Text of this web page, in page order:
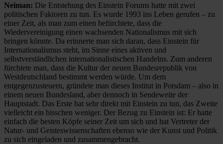
Neiman: Die Entstehung des Einstein Forums hatte mit zwei
politischen Faktoren zu tun. Es wurde 1993 ins Leben gerufen – zu
einer Zeit, als man zum einen befürchtete, dass die
Wiedervereinigung einen wachsenden Nationalismus mit sich
bringen könnte. Da erinnerte man sich daran, dass Einstein für
Internationalismus steht, im Sinne eines aktiven und
selbstverständlichen internationalistischen Handelns. Zum anderen
fürchtete man, dass die Kultur der neuen Bundesrepublik von
Westdeutschland bestimmt werden würde. Um dem
entgegenzusteuern, gründete man dieses Institut in Potsdam – also in
einem neuen Bundesland, aber dennoch in Sendeweite der
Hauptstadt. Das Erste hat sehr direkt mit Einstein zu tun, das Zweite
vielleicht ein bisschen weniger. Der Bezug zu Einstein ist: Er hatte
einfach die besten Köpfe seiner Zeit um sich und hat Vertreter der
Natur- und Geisteswissenschaften ebenso wie der Kunst und Politik
zu sich eingeladen und zusammengebracht.